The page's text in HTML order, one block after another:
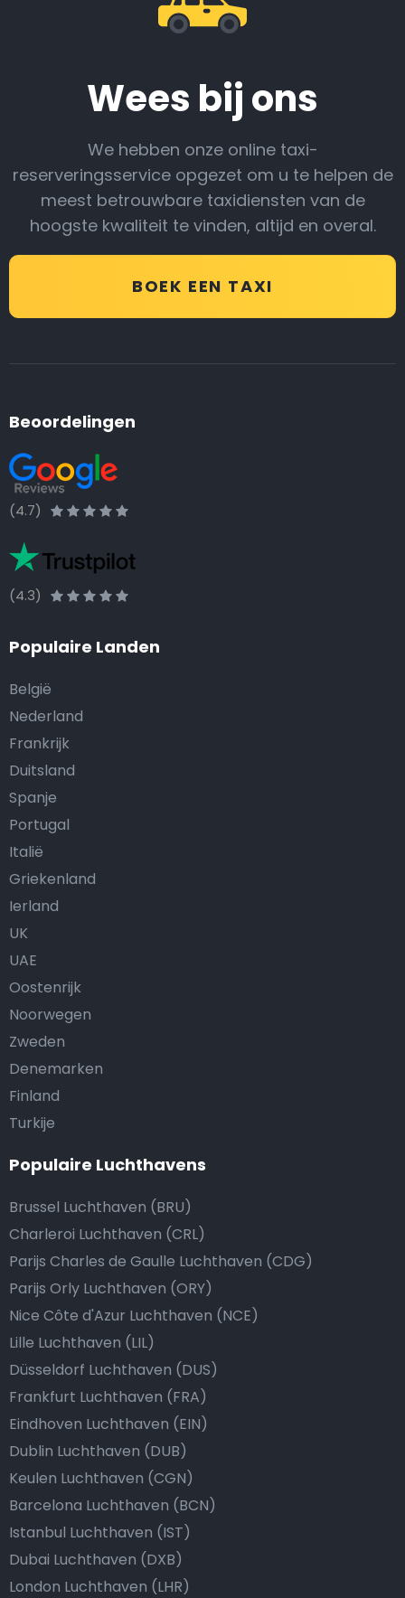
Wees bij ons
We hebben onze online taxi-
reserveringsservice opgezet om u te helpen de
meest betrouwbare taxidiensten van de
hoogste kwaliteit te vinden, altijd en overal.
BOEK EEN TAXI
Beoordelingen
(4.7)
(4.3)
Populaire Landen
België
Nederland
Frankrijk
Duitsland
Spanje
Portugal
Italië
Griekenland
Ierland
UK
UAE
Oostenrijk
Noorwegen
Zweden
Denemarken
Finland
Turkije
Populaire Luchthavens
Brussel Luchthaven (BRU)
Charleroi Luchthaven (CRL)
Parijs Charles de Gaulle Luchthaven (CDG)
Parijs Orly Luchthaven (ORY)
Nice Côte d'Azur Luchthaven (NCE)
Lille Luchthaven (LIL)
Düsseldorf Luchthaven (DUS)
Frankfurt Luchthaven (FRA)
Eindhoven Luchthaven (EIN)
Dublin Luchthaven (DUB)
Keulen Luchthaven (CGN)
Barcelona Luchthaven (BCN)
Istanbul Luchthaven (IST)
Dubai Luchthaven (DXB)
London Luchthaven (LHR)